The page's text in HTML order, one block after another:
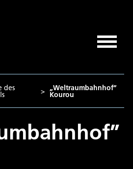
des > „Weltraumbahnhof”
Kourou